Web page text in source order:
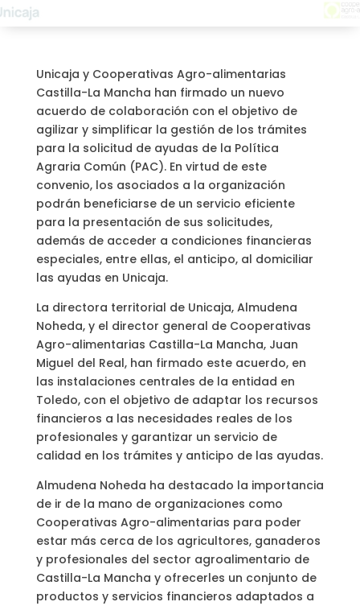
Unicaja y Cooperativas Agro-alimentarias
Castilla-La Mancha han firmado un nuevo
acuerdo de colaboración con el objetivo de
agilizar y simplificar la gestión de los trámites
para la solicitud de ayudas de la Política
Agraria Común (PAC). En virtud de este
convenio, los asociados a la organización
podrán beneficiarse de un servicio eficiente
para la presentación de sus solicitudes,
además de acceder a condiciones financieras
especiales, entre ellas, el anticipo, al domiciliar
las ayudas en Unicaja.
La directora territorial de Unicaja, Almudena
Noheda, y el director general de Cooperativas
Agro-alimentarias Castilla-La Mancha, Juan
Miguel del Real, han firmado este acuerdo, en
las instalaciones centrales de la entidad en
Toledo, con el objetivo de adaptar los recursos
financieros a las necesidades reales de los
profesionales y garantizar un servicio de
calidad en los trámites y anticipo de las ayudas.
Almudena Noheda ha destacado la importancia
de ir de la mano de organizaciones como
Cooperativas Agro-alimentarias para poder
estar más cerca de los agricultores, ganaderos
y profesionales del sector agroalimentario de
Castilla-La Mancha y ofrecerles un conjunto de
productos y servicios financieros adaptados a